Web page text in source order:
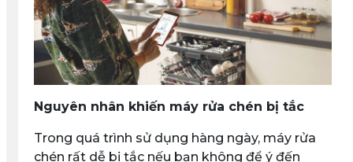
Nguyên nhân khiến máy rửa chén bị tắc
Trong quá trình sử dụng hàng ngày, máy rửa
chén rất dễ bị tắc nếu bạn không để ý đến